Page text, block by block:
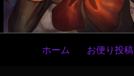
ホーム お便り投稿